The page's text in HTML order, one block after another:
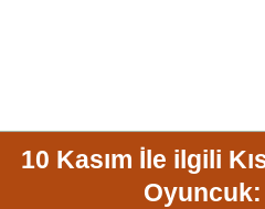
10 Kasım İle ilgili